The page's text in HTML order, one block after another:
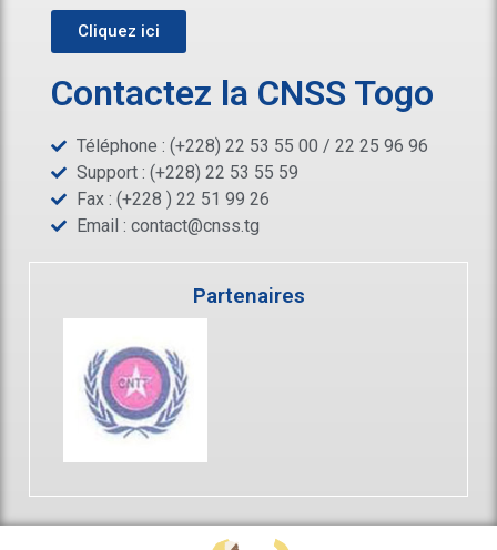
Cliquez ici
Contactez la CNSS Togo
Téléphone : (+228) 22 53 55 00 / 22 25 96 96
Support : (+228) 22 53 55 59
Fax : (+228 ) 22 51 99 26
Email : contact@cnss.tg
Partenaires